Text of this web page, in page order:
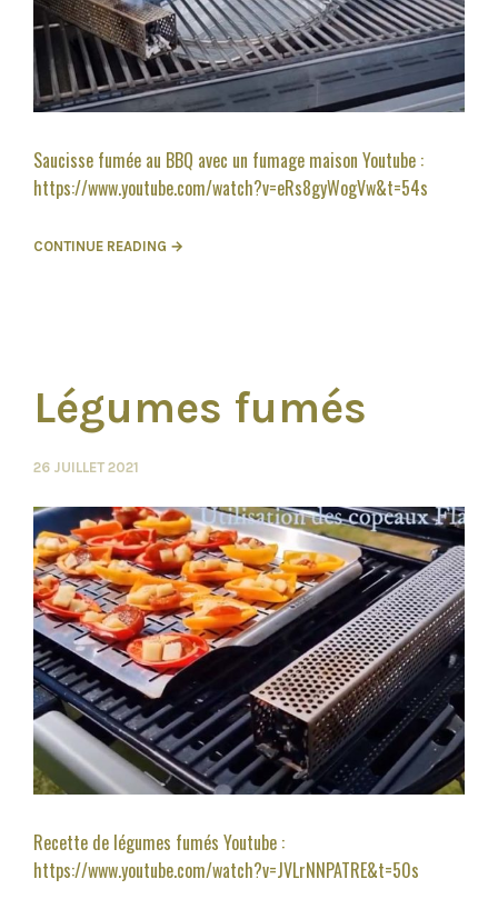
Saucisse fumée au BBQ avec un fumage maison Youtube :
https://www.youtube.com/watch?v=eRs8gyWogVw&t=54s
CONTINUE READING →
Légumes fumés
26 JUILLET 2021
Recette de légumes fumés Youtube :
https://www.youtube.com/watch?v=JVLrNNPATRE&t=50s